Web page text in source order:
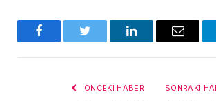
FacebookTwitter LinkedInE-
ÖNCEKI HABER SONRAKI